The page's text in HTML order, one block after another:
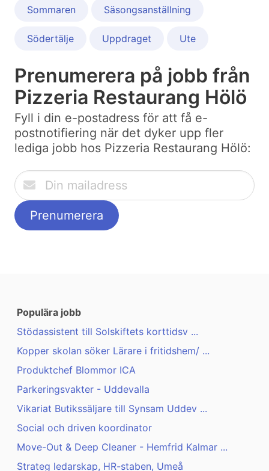
Sommaren Säsongsanställning
Södertälje Uppdraget Ute
Prenumerera på jobb från
Pizzeria Restaurang Hölö
Fyll i din e-postadress för att få e-
postnotifiering när det dyker upp fler
lediga jobb hos Pizzeria Restaurang Hölö:
Populära jobb
Stödassistent till Solskiftets korttidsv ...
Kopper skolan söker Lärare i fritidshem/ ...
Produktchef Blommor ICA
Parkeringsvakter - Uddevalla
Vikariat Butikssäljare till Synsam Uddev ...
Social och driven koordinator
Move-Out & Deep Cleaner - Hemfrid Kalmar ...
Strateg ledarskap, HR-staben, Umeå